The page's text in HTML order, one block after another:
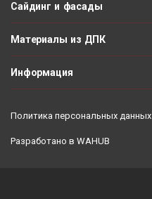
Сайдинг и фасады
Материалы из ДПК
Информация
Политика персональных данных
Разработано в WAHUB